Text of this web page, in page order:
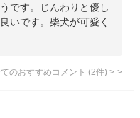
です。じんわりと優し
いです。柴犬が可愛く
のおすすめコメント (2件) >